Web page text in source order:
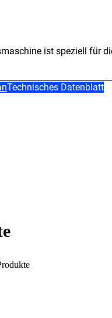
ist speziell für
Technisches Datenblatt